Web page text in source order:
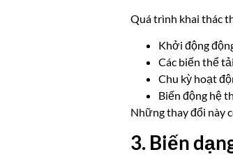
Quá trình khai thác
Khởi động
Các biến thể
Chu kỳ hoạt
Biến động hệ
Những thay đổi này
3. Biến